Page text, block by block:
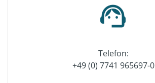
support_agent
Telefon:
+49 (0) 7741 965697-0